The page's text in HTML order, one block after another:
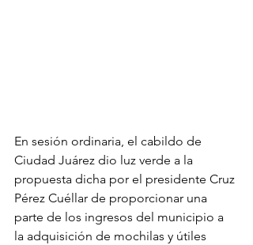
En sesión ordinaria, el cabildo de
Ciudad Juárez dio luz verde a la
propuesta dicha por el presidente Cruz
Pérez Cuéllar de proporcionar una
parte de los ingresos del municipio a
la adquisición de mochilas y útiles